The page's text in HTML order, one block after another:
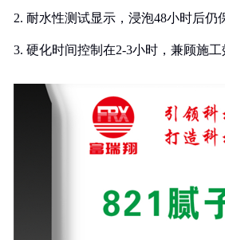
2. 耐水性测试显示，浸泡48小时后仍
3. 硬化时间控制在2-3小时，兼顾施工